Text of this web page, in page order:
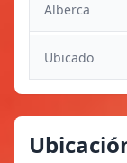
Alberca
Ubicado